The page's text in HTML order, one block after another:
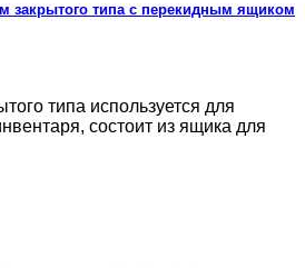
закрытого типа с перекидным ящиком
типа используется для
состоит из ящика для